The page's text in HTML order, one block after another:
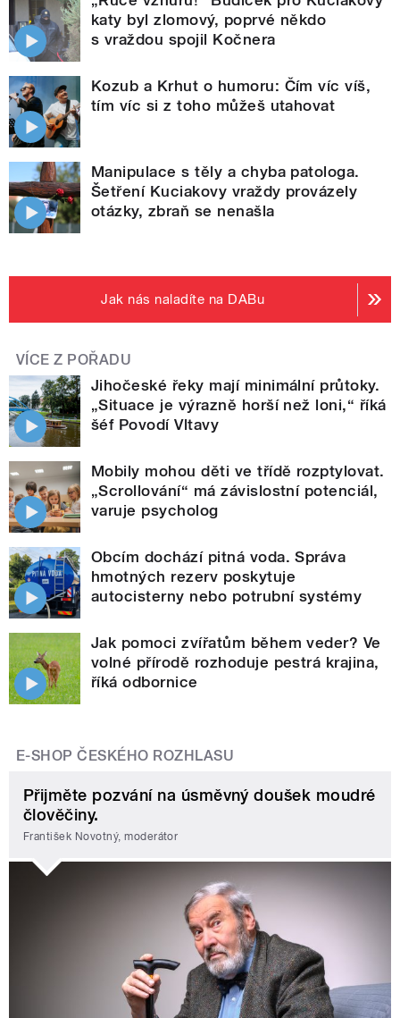
katy byl zlomový, poprvé někdo
s vraždou spojil Kočnera
Kozub a Krhut o humoru: Čím víc víš,
tím víc si z toho můžeš utahovat
Manipulace s těly a chyba patologa.
Šetření Kuciakovy vraždy provázely
otázky, zbraň se nenašla
Jak nás naladíte na DABu
VÍCE Z POŘADU
Jihočeské řeky mají minimální průtoky.
„Situace je výrazně horší než loni,“ říká
šéf Povodí Vltavy
Mobily mohou děti ve třídě rozptylovat.
„Scrollování“ má závislostní potenciál,
varuje psycholog
Obcím dochází pitná voda. Správa
hmotných rezerv poskytuje
autocisterny nebo potrubní systémy
Jak pomoci zvířatům během veder? Ve
volné přírodě rozhoduje pestrá krajina,
říká odbornice
E-SHOP ČESKÉHO ROZHLASU
Přijměte pozvání na úsměvný doušek moudré
člověčiny.
František Novotný, moderátor